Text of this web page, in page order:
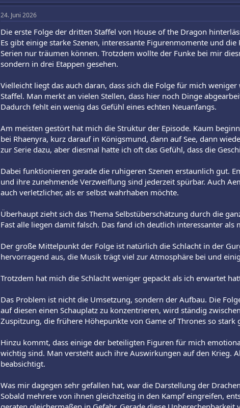
24. Juni 2026
Die erste Folge der dritten Staffel von House of the Dragon
Es gibt einige starke Szenen, interessante Figurenmomente und
Serien nur träumen können. Trotzdem wollte der Funke bei mir
sondern in drei Etappen gesehen.
Vielleicht liegt das auch daran, dass sich die Folge für mich
Staffel. Man merkt an vielen Stellen, dass hier noch Dinge
Dadurch fehlt ein wenig das Gefühl eines echten Neuanfangs.
Am meisten gestört hat mich die Struktur der Episode. Kaum
bei Rhaenyra, kurz darauf in Königsmund, dann auf See, dann
zur Serie dazu, aber diesmal hatte ich oft das Gefühl, dass die
Dabei funktionieren gerade die ruhigeren Szenen erstaunlich gut.
und ihre zunehmende Verzweiflung sind jederzeit spürbar. Auch
auch verletzlicher, als er selbst wahrhaben möchte.
Überhaupt zieht sich das Thema Selbstüberschätzung durch die
Fast alle liegen damit falsch. Das fand ich deutlich interessanter als
Der große Mittelpunkt der Folge ist natürlich die Schlacht in der
hervorragend aus, die Musik trägt viel zur Atmosphäre bei und
Trotzdem hat mich die Schlacht weniger gepackt als ich erwartet
Das Problem ist nicht die Umsetzung, sondern der Aufbau. Die
auf diesen einen Schauplatz zu konzentrieren, wird ständig
Zuspitzung, die frühere Höhepunkte von Game of Thrones so stark
Hinzu kommt, dass einige der beteiligten Figuren für mich
wichtig sind. Man versteht auch ihre Auswirkungen auf den Krieg.
beabsichtigt.
Was mir dagegen sehr gefallen hat, war die Darstellung der
Sobald mehrere von ihnen gleichzeitig in den Kampf eingreifen,